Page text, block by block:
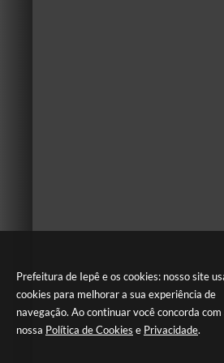
Prefeitura de Iepê e os cookies: nosso site
cookies para melhorar a sua experiência de
navegação. Ao continuar você concorda com
nossa Política de Cookies e Privacidade.